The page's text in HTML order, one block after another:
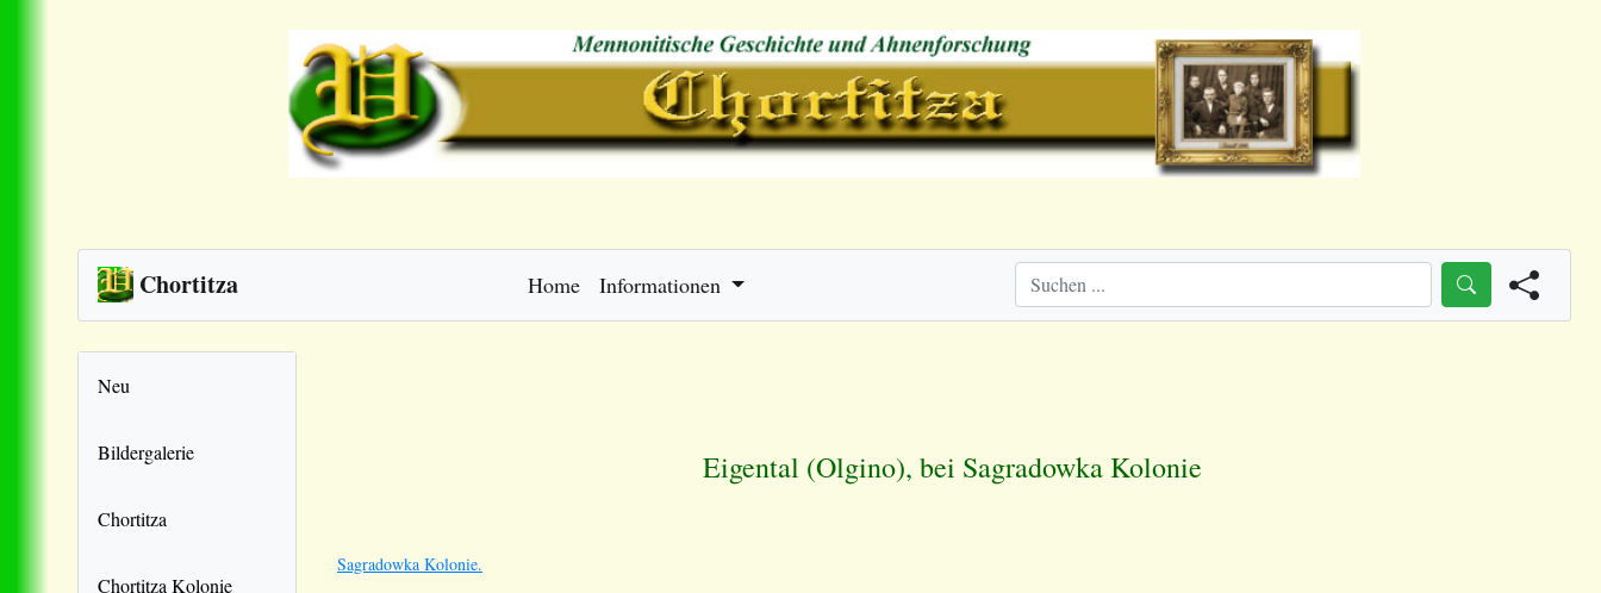
Chortitza Home Informationen
Neu
Bildergalerie
Chortitza
Chortitza Kolonie
Eigental (Olgino), bei Sagradowka Kolonie
Sagradowka Kolonie.